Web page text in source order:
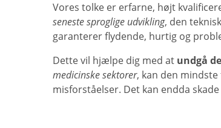
Vores tolke er erfarne, højt
seneste sproglige udvikling, den
garanterer flydende, hurtig og
Dette vil hjælpe dig med at undgå
medicinske sektorer, kan den
misforståelser. Det kan endda